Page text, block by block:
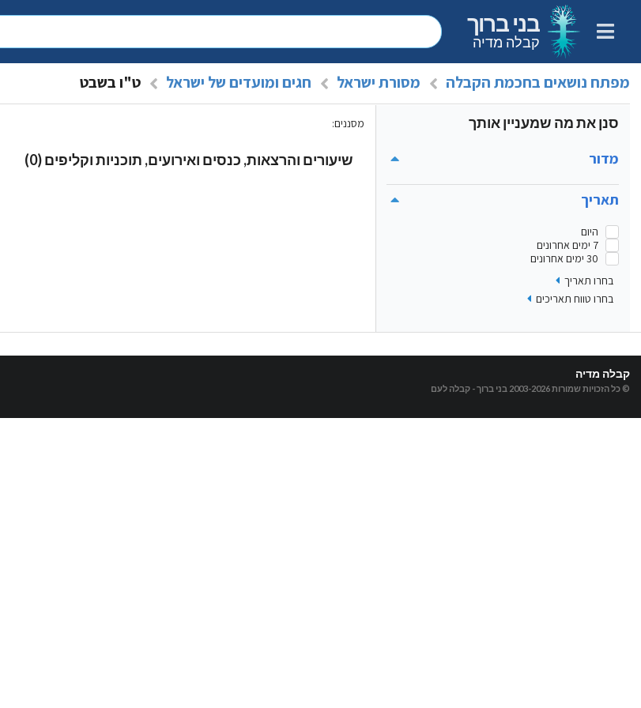
בני ברוך
קבלה מדיה
מפתח נושאים בחכמת הקבלה מסורת ישראל חגים ומועדים של ישראל ט"ו בשבט
סנן את מה שמעניין אותך
מדור
תאריך
היום
7 ימים אחרונים
30 ימים אחרונים
בחרו תאריך
בחרו טווח תאריכים
מסננים:
שיעורים והרצאות, כנסים ואירועים, תוכניות וקליפים (0)
קבלה מדיה
© כל הזכויות שמורות 2003-2026 בני ברוך - קבלה לעם